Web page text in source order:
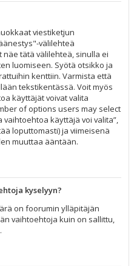
viestiketjun
välilehteä
näe tätä välilehteä, sinulla ei
luomiseen. Syötä otsikko ja
kenttiin. Varmista että
tekstikentässä. Voit myös
käyttäjät voivat valita
of options users may select
vaihtoehtoa käyttäjä voi valita”,
loputtomasti) ja viimeisenä
muuttaa ääntään.
kyselyyn?
on foorumin ylläpitäjän
vaihtoehtoja kuin on sallittu,